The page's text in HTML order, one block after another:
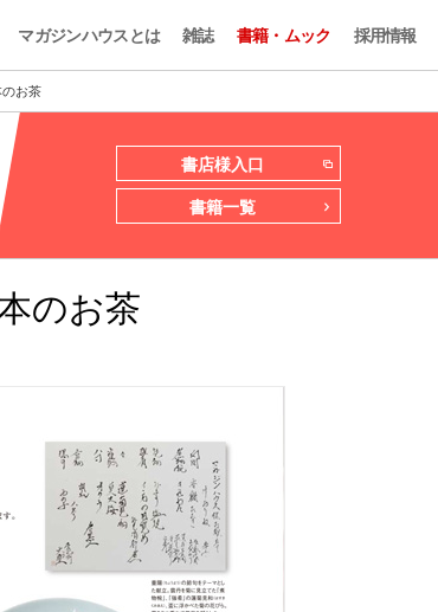
マガジンハウスとは 雑誌 書籍・ムック 採用情報
お茶
書店様入口
書籍一覧
のお茶